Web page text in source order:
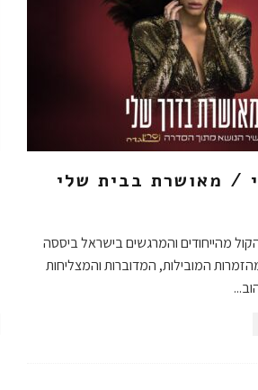
/ מאושרת בבית שלי
מהייחודים והמרגשים בישראל ביססה
המובילות, המדוברות והמצליחות
...